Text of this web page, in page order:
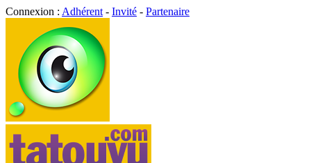
Connexion : Adhérent - Invité - Partenaire